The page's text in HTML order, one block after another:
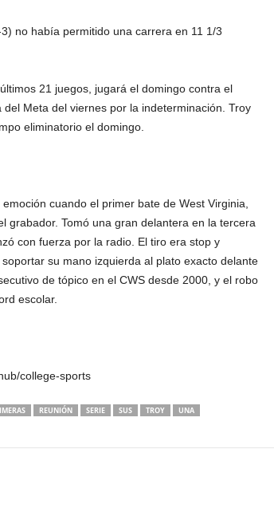
no había permitido una carrera en 11 1/3
21 juegos, jugará el domingo contra el
Meta del viernes por la indeterminación. Troy
eliminatorio el domingo.
cuando el primer bate de West Virginia,
grabador. Tomó una gran delantera en la tercera
con fuerza por la radio. El tiro era stop y
su mano izquierda al plato exacto delante
de tópico en el CWS desde 2000, y el robo
escolar.
college-sports
REUNIÓN SERIE SUS TROY
UNA